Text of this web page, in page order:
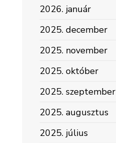
2026. január
2025. december
2025. november
2025. október
2025. szeptember
2025. augusztus
2025. július